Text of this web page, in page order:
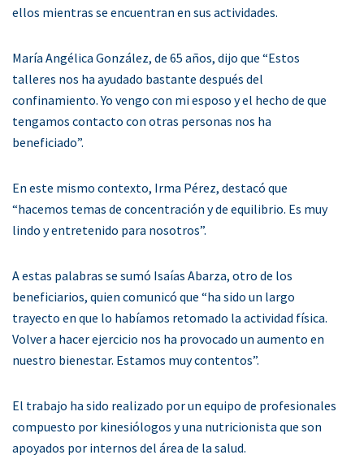
ellos mientras se encuentran en sus actividades.
María Angélica González, de 65 años, dijo que “Estos
talleres nos ha ayudado bastante después del
confinamiento. Yo vengo con mi esposo y el hecho de que
tengamos contacto con otras personas nos ha
beneficiado”.
En este mismo contexto, Irma Pérez, destacó que
“hacemos temas de concentración y de equilibrio. Es muy
lindo y entretenido para nosotros”.
A estas palabras se sumó Isaías Abarza, otro de los
beneficiarios, quien comunicó que “ha sido un largo
trayecto en que lo habíamos retomado la actividad física.
Volver a hacer ejercicio nos ha provocado un aumento en
nuestro bienestar. Estamos muy contentos”.
El trabajo ha sido realizado por un equipo de profesionales
compuesto por kinesiólogos y una nutricionista que son
apoyados por internos del área de la salud.